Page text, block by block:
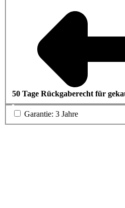
50 Tage Rückgaberecht für
Garantie: 3 Jahre